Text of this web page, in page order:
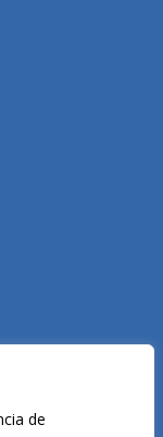
de